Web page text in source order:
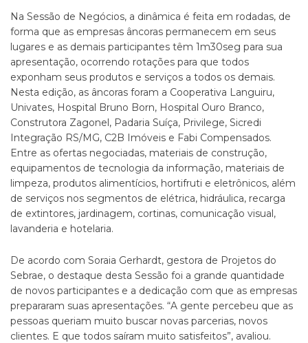
Na Sessão de Negócios, a dinâmica é feita em rodadas, de
forma que as empresas âncoras permanecem em seus
lugares e as demais participantes têm 1m30seg para sua
apresentação, ocorrendo rotações para que todos
exponham seus produtos e serviços a todos os demais.
Nesta edição, as âncoras foram a Cooperativa Languiru,
Univates, Hospital Bruno Born, Hospital Ouro Branco,
Construtora Zagonel, Padaria Suíça, Privilege, Sicredi
Integração RS/MG, C2B Imóveis e Fabi Compensados.
Entre as ofertas negociadas, materiais de construção,
equipamentos de tecnologia da informação, materiais de
limpeza, produtos alimentícios, hortifruti e eletrônicos, além
de serviços nos segmentos de elétrica, hidráulica, recarga
de extintores, jardinagem, cortinas, comunicação visual,
lavanderia e hotelaria.
De acordo com Soraia Gerhardt, gestora de Projetos do
Sebrae, o destaque desta Sessão foi a grande quantidade
de novos participantes e a dedicação com que as empresas
prepararam suas apresentações. “A gente percebeu que as
pessoas queriam muito buscar novas parcerias, novos
clientes. E que todos saíram muito satisfeitos”, avaliou.